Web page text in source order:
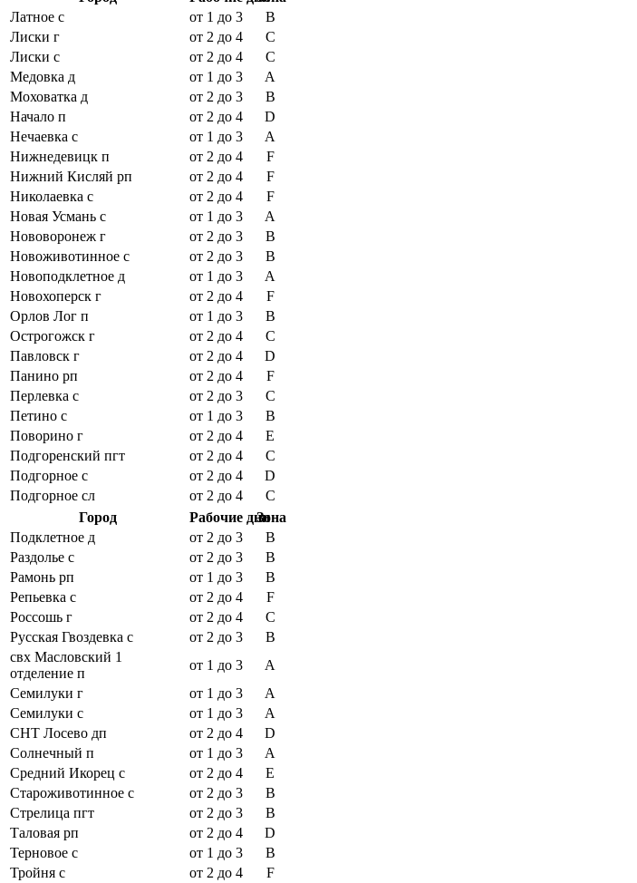
Латное с
от 1 до 3
B
Лиски г
от 2 до 4
C
Лиски с
от 2 до 4
C
Медовка д
от 1 до 3
A
Моховатка д
от 2 до 3
B
Начало п
от 2 до 4
D
Нечаевка с
от 1 до 3
A
Нижнедевицк п
от 2 до 4
F
Нижний Кисляй рп
от 2 до 4
F
Николаевка с
от 2 до 4
F
Новая Усмань с
от 1 до 3
A
Нововоронеж г
от 2 до 3
B
Новоживотинное с
от 2 до 3
B
Новоподклетное д
от 1 до 3
A
Новохоперск г
от 2 до 4
F
Орлов Лог п
от 1 до 3
B
Острогожск г
от 2 до 4
C
Павловск г
от 2 до 4
D
Панино рп
от 2 до 4
F
Перлевка с
от 2 до 3
C
Петино с
от 1 до 3
B
Поворино г
от 2 до 4
E
Подгоренский пгт
от 2 до 4
C
Подгорное с
от 2 до 4
D
Подгорное сл
от 2 до 4
C
Город
Рабочие дниЗона
Подклетное д
от 2 до 3
B
Раздолье с
от 2 до 3
B
Рамонь рп
от 1 до 3
B
Репьевка с
от 2 до 4
F
Россошь г
от 2 до 4
C
Русская Гвоздевка с
от 2 до 3
B
свх Масловский 1
отделение п
от 1 до 3
A
Семилуки г
от 1 до 3
A
Семилуки с
от 1 до 3
A
СНТ Лосево дп
от 2 до 4
D
Солнечный п
от 1 до 3
A
Средний Икорец с
от 2 до 4
E
Староживотинное с
от 2 до 3
B
Стрелица пгт
от 2 до 3
B
Таловая рп
от 2 до 4
D
Терновое с
от 1 до 3
B
Тройня с
от 2 до 4
F